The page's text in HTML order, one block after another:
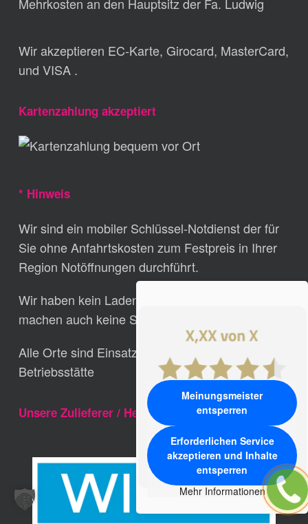
Wir akzeptieren EC-Karte, Girocard, MasterCard,
und VISA .
Kartenzahlung akzeptiert
* Hinweis
Wir sind ein mobiler Schlüssel-Notdienst der für
Sie ohne Anfahrtskosten zum Festpreis in Ihrer
Region Notöffnungen durchführt.
Wir haben kein Laden-Verkaufs-Geschäft und
machen auch keine Schlüssel nach.
Alle Orte sind Einsatzgebiete aber keine
Betriebsstätte
Unsere Zulieferer / Hersteller
Meinungsmeister
entsperren
Erforderlichen Service
akzeptieren und Inhalte
entsperren
Mehr Informationen